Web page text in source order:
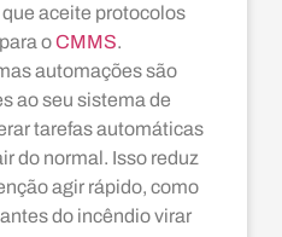
aceite protocolos
oCMMS.
automações são
ao seu sistema de
tarefas automáticas
do normal. Isso reduz
agir rápido, como
do incêndio virar